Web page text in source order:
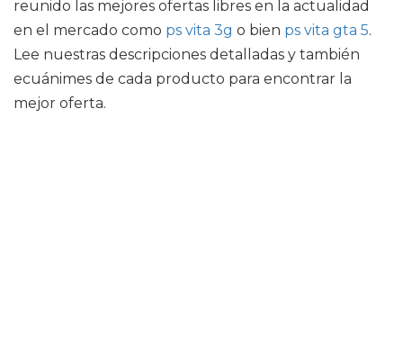
reunido las mejores ofertas libres en la actualidad
en el mercado como ps vita 3g o bien ps vita gta 5.
Lee nuestras descripciones detalladas y también
ecuánimes de cada producto para encontrar la
mejor oferta.